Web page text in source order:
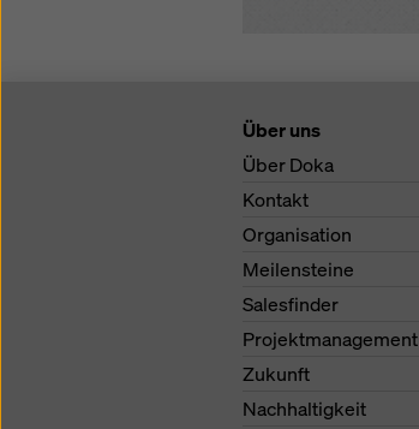
Über uns
Über Doka
Kontakt
Organisation
Meilensteine
Salesfinder
Projektmanagement
Zukunft
Nachhaltigkeit